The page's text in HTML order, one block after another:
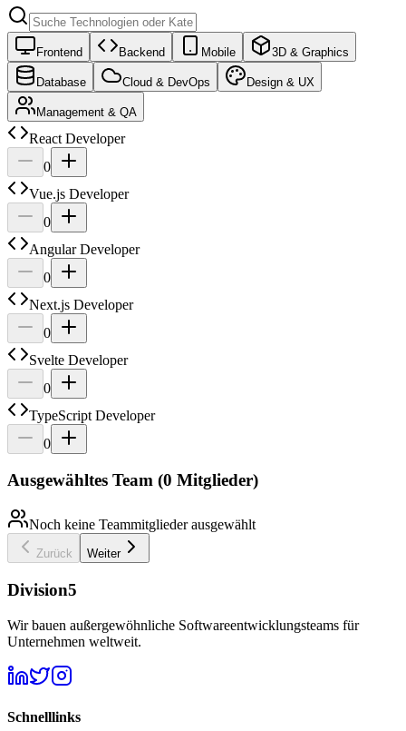
Frontend Backend Mobile 3D & Graphics
Database Cloud & DevOps Design & UX
Management & QA
React Developer
0
Vue.js Developer
0
Angular Developer
0
Next.js Developer
0
Svelte Developer
0
TypeScript Developer
0
Ausgewähltes Team (0 Mitglieder)
Noch keine Teammitglieder ausgewählt
Zurück Weiter
Division5
Wir bauen außergewöhnliche Softwareentwicklungsteams für
Unternehmen weltweit.
Schnelllinks